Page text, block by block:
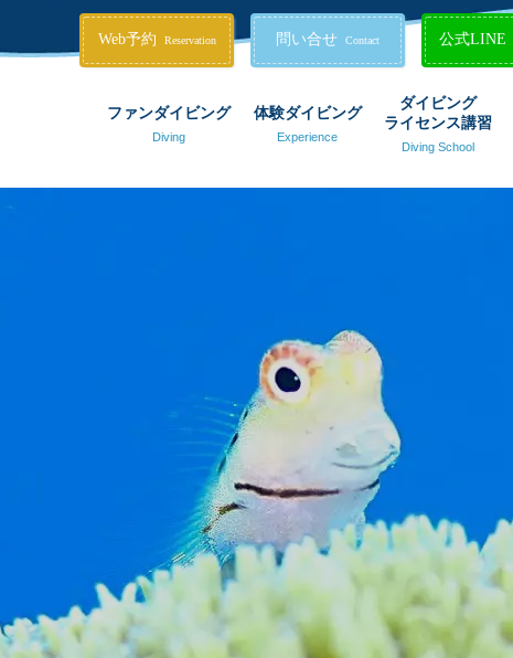
ファンダイビング
Diving
体験ダイビング
Experience
ダイビング
ライセンス講習
Diving School
Web予約 Reservation 問い合せ Contact 公式LINE